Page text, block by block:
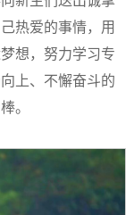
热爱的事情，用
想，努力学习专
上、不懈奋斗的
。